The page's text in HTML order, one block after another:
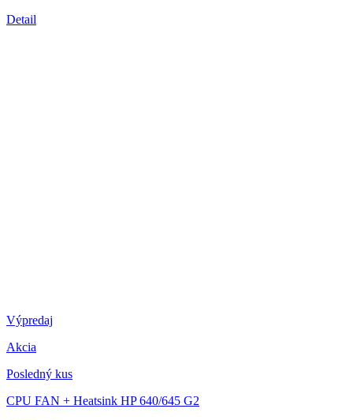
Detail
Výpredaj
Akcia
Posledný kus
CPU FAN + Heatsink HP 640/645 G2